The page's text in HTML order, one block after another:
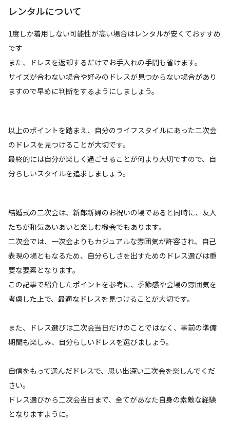
レンタルについて
1度しか着用しない可能性が高い場合はレンタルが安くておすすめ
です
また、ドレスを返却するだけでお手入れの手間も省けます。
サイズが合わない場合や好みのドレスが見つからない場合があり
ますので早めに判断をするようにしましょう。
以上のポイントを踏まえ、自分のライフスタイルにあった二次会
のドレスを見つけることが大切です。
最終的には自分が楽しく過ごせることが何より大切ですので、自
分らしいスタイルを追求しましょう。
結婚式の二次会は、新郎新婦のお祝いの場であると同時に、友人
たちが和気あいあいと楽しむ機会でもあります。
二次会では、一次会よりもカジュアルな雰囲気が許容され、自己
表現の場ともなるため、自分らしさを出すためのドレス選びは重
要な要素となります。
この記事で紹介したポイントを参考に、季節感や会場の雰囲気を
考慮した上で、最適なドレスを見つけることが大切です。
また、ドレス選びは二次会当日だけのことではなく、事前の準備
期間も楽しみ、自分らしいドレスを選びましょう。
自信をもって選んだドレスで、思い出深い二次会を楽しんでくだ
さい。
ドレス選びから二次会当日まで、全てがあなた自身の素敵な経験
となりますように。